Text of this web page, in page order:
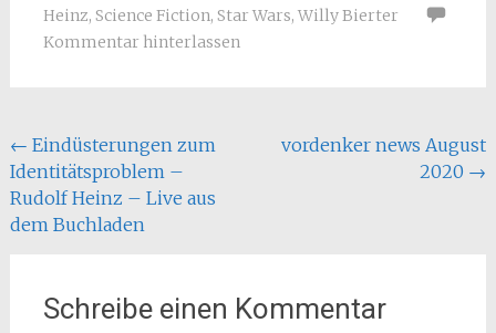
Heinz, Science Fiction, Star Wars, Willy Bierter
Kommentar hinterlassen
Beitragsnavigation
← Eindüsterungen zum
Identitätsproblem –
Rudolf Heinz – Live aus
dem Buchladen
vordenker news August
2020 →
Schreibe einen Kommentar